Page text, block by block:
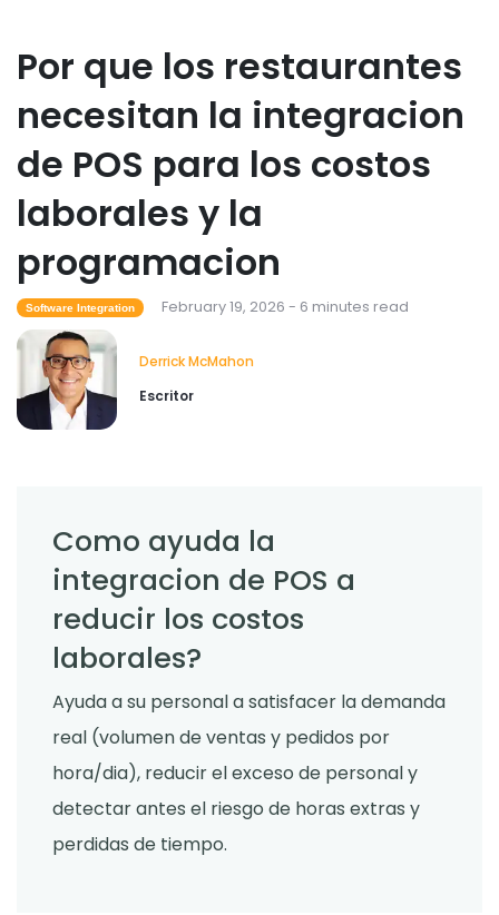
Derrick McMahon Feb 04, 2026
Restaurant Management
Como el software de inventario de
restaurantes ayuda a controlar los
costos de los alimentos
Derrick McMahon
Que tecnologia para restaurantes
Derrick McMahon
Por que los restaurantes
necesitan la integracion
de POS para los costos
laborales y la
programacion
Software Integration February 19, 2026 - 6 minutes read
Derrick McMahon
Escritor
Como ayuda la
integracion de POS a
reducir los costos
laborales?
Ayuda a su personal a satisfacer la demanda
real (volumen de ventas y pedidos por
hora/dia), reducir el exceso de personal y
detectar antes el riesgo de horas extras y
perdidas de tiempo.